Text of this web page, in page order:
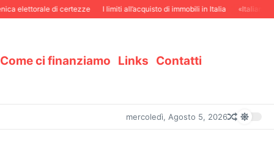
elettorale di certezze I limiti all’acquisto di immobili in Italia «Italiani in
Come ci finanziamo Links Contatti
mercoledì, Agosto 5, 2026